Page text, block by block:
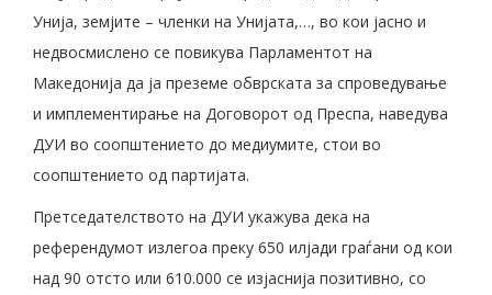
Унија, земјите – членки на Унијата,…, во кои јасно и
недвосмислено се повикува Парламентот на
Македонија да ја преземе обврската за спроведување
и имплементирање на Договорот од Преспа, наведува
ДУИ во соопштението до медиумите, стои во
соопштението од партијата.
Претседателството на ДУИ укажува дека на
референдумот излегоа преку 650 илјади граѓани од кои
над 90 отсто или 610.000 се изјаснија позитивно, со